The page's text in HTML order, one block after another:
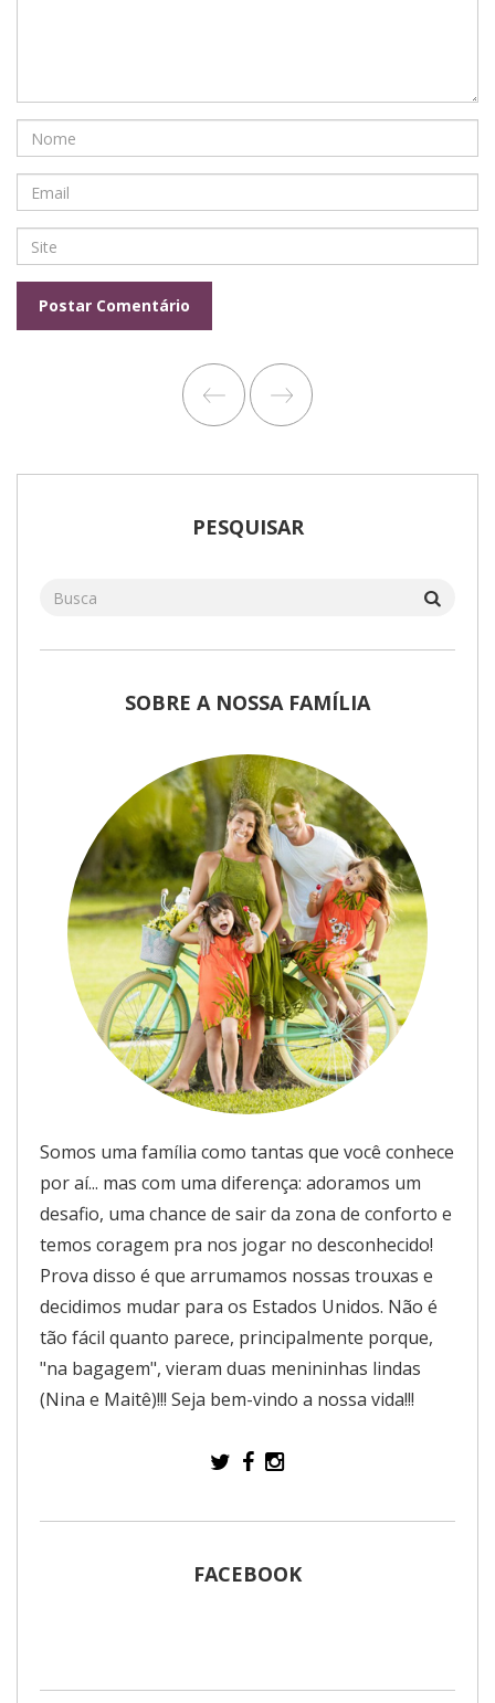
PESQUISAR
SOBRE A NOSSA FAMÍLIA
Somos uma família como tantas que você conhece
por aí... mas com uma diferença: adoramos um
desafio, uma chance de sair da zona de conforto e
temos coragem pra nos jogar no desconhecido!
Prova disso é que arrumamos nossas trouxas e
decidimos mudar para os Estados Unidos. Não é
tão fácil quanto parece, principalmente porque,
"na bagagem", vieram duas menininhas lindas
(Nina e Maitê)!!! Seja bem-vindo a nossa vida!!!
FACEBOOK